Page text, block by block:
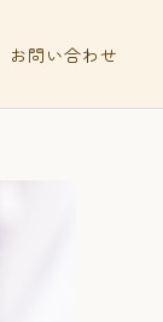
お問い合わせ